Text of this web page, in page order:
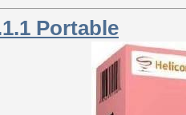
Portable